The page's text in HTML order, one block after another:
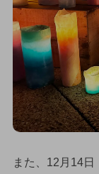
また、12月14